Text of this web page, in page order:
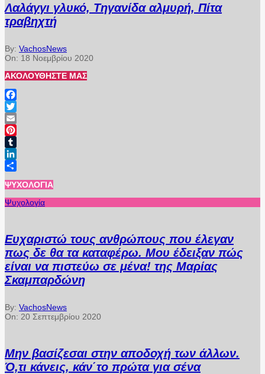
Λαλάγγι γλυκό, Τηγανίδα αλμυρή, Πίτα
τραβηχτή
By: VachosNews
On: 18 Νοεμβρίου 2020
ΑΚΟΛΟΥΘΉΣΤΕ ΜΑΣ
Facebook
Twitter
Email
Pinterest
Tumblr
LinkedIn
Μοιραστείτε
ΨΥΧΟΛΟΓΊΑ
Ψυχολογία
Ευχαριστώ τους ανθρώπους που έλεγαν
πως δε θα τα καταφέρω. Μου έδειξαν πώς
είναι να πιστεύω σε μένα! της Μαρίας
Σκαμπαρδώνη
By: VachosNews
On: 20 Σεπτεμβρίου 2020
Μην βασίζεσαι στην αποδοχή των άλλων.
Ό,τι κάνεις, κάν΄το πρώτα για σένα